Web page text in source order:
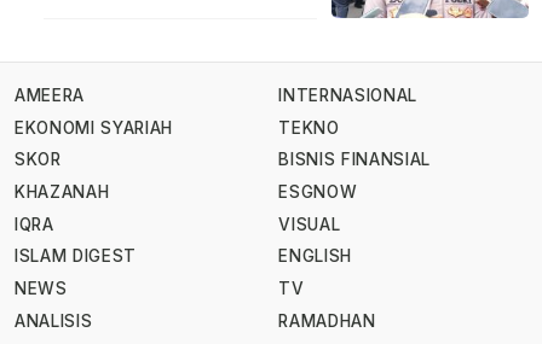
AMEERA
EKONOMI SYARIAH
SKOR
KHAZANAH
IQRA
ISLAM DIGEST
NEWS
ANALISIS
INTERNASIONAL
TEKNO
BISNIS FINANSIAL
ESGNOW
VISUAL
ENGLISH
TV
RAMADHAN